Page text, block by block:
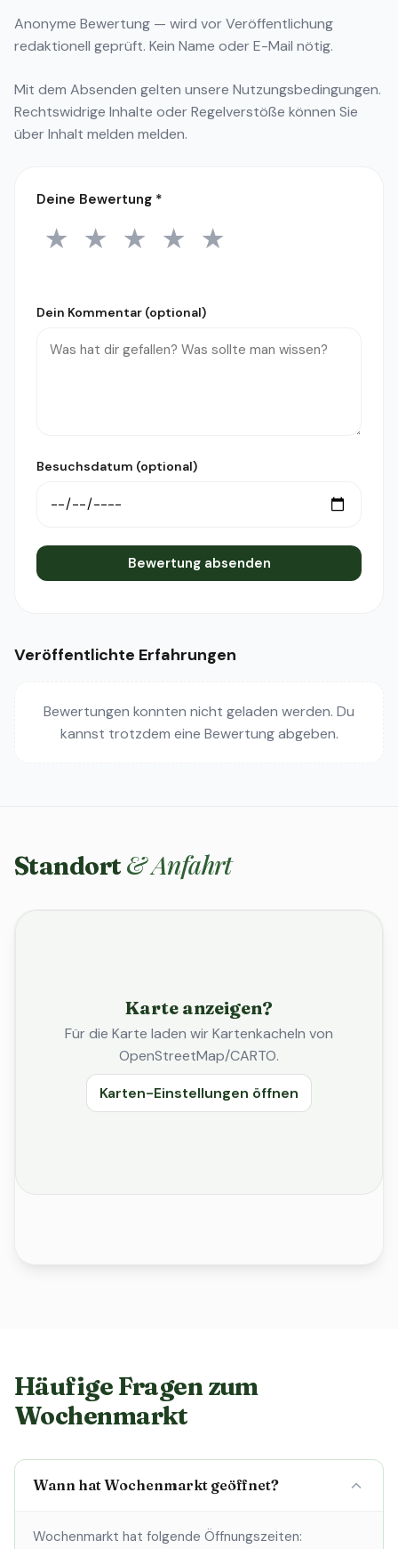
Anonyme Bewertung — wird vor Veröffentlichung
redaktionell geprüft. Kein Name oder E-Mail nötig.
Mit dem Absenden gelten unsere Nutzungsbedingungen.
Rechtswidrige Inhalte oder Regelverstöße können Sie
überInhalt melden melden.
Deine Bewertung *
1 Stern
★ 2 Sterne
★ 3 Sterne
★ 4 Sterne
★ 5 Sterne
★
Dein Kommentar (optional)
Besuchsdatum (optional)
Bewertung absenden
Veröffentlichte Erfahrungen
Bewertungen konnten nicht geladen werden. Du
kannst trotzdem eine Bewertung abgeben.
Standort & Anfahrt
Karte anzeigen?
Für die Karte laden wir Kartenkacheln von
OpenStreetMap/CARTO.
Karten-Einstellungen öffnen
Häufige Fragen zum
Wochenmarkt
Wann hat Wochenmarkt geöffnet?
Wochenmarkt hat folgende Öffnungszeiten: